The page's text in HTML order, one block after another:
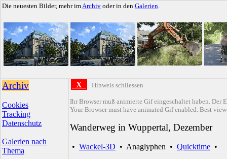
Die neuesten Bilder, mehr imArchiv oder in den Galerien.
Archiv
Cookies
Tracking
Datenschutz
Galerien nach
Thema
X Hinweis schliessen
Ihr Browser muß animierte Gif eingeschaltet haben. Der
Your Browser must have animated Gif enabled. Best
Wanderweg in Wuppertal, Dezember
• Wackel-3D • Anaglyphen • Quicktime •